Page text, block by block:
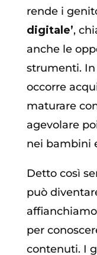
rende i
digitale’,
anche le
strumenti. In
occorre
maturare
agevolare
nei bambini
Detto così
può
per
contenuti. I